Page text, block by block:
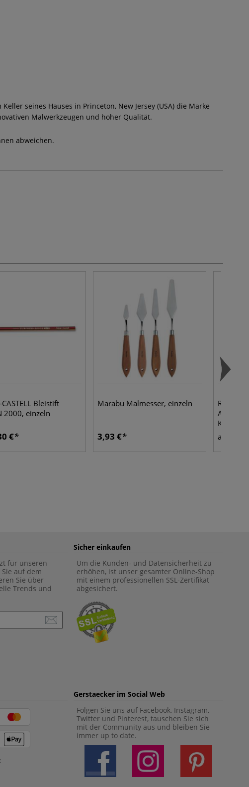
seines Hauses in Princeton, New Jersey (USA) die Marke
Malwerkzeugen und hoher Qualität.
abweichen.
CASTELL Bleistift
2000, einzeln
€
Marabu Malmesser, einzeln
3,93 €
Acryl
ab
für unseren
auf dem
Sie über
Trends und
Sicher einkaufen
Um die Kunden- und Datensicherheit zu
erhöhen, ist unser gesamter Online-Shop
mit einem professionellen SSL-Zertifikat
abgesichert.
Gerstaecker im Social Web
Folgen Sie uns auf Facebook, Instagram,
Twitter und Pinterest, tauschen Sie sich
mit der Community aus und bleiben Sie
immer up to date.